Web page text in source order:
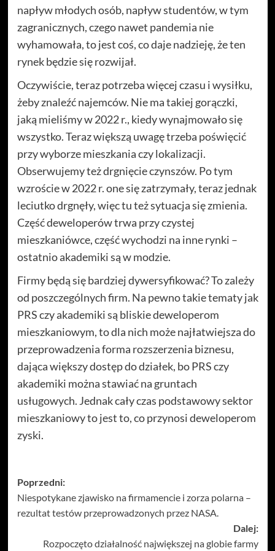
napływ młodych osób, napływ studentów, w tym
zagranicznych, czego nawet pandemia nie
wyhamowała, to jest coś, co daje nadzieję, że ten
rynek będzie się rozwijał.
Oczywiście, teraz potrzeba więcej czasu i wysiłku,
żeby znaleźć najemców. Nie ma takiej gorączki,
jaką mieliśmy w 2022 r., kiedy wynajmowało się
wszystko. Teraz większą uwagę trzeba poświęcić
przy wyborze mieszkania czy lokalizacji.
Obserwujemy też drgnięcie czynszów. Po tym
wzroście w 2022 r. one się zatrzymały, teraz jednak
leciutko drgnęły, więc tu też sytuacja się zmienia.
Część deweloperów trwa przy czystej
mieszkaniówce, część wychodzi na inne rynki –
ostatnio akademiki są w modzie.
Firmy będą się bardziej dywersyfikować? To zależy
od poszczególnych firm. Na pewno takie tematy jak
PRS czy akademiki są bliskie deweloperom
mieszkaniowym, to dla nich może najłatwiejsza do
przeprowadzenia forma rozszerzenia biznesu,
dająca większy dostęp do działek, bo PRS czy
akademiki można stawiać na gruntach
usługowych. Jednak cały czas podstawowy sektor
mieszkaniowy to jest to, co przynosi deweloperom
zyski.
Zobacz
wpisy
Poprzedni:
Niespotykane zjawisko na firmamencie i zorza polarna –
rezultat testów przeprowadzonych przez NASA.
Dalej:
Rozpoczęto działalność największej na globie farmy